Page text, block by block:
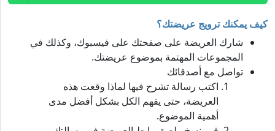
كيف يمكنك ترويج عريضتك؟
شارك العريضة على صفحتك على فيسبوك، وكذلك في
المجموعات المهتمة بموضوع عريضتك.
تواصل مع أصدقائك
اكتب رسالة تشرح فيها لماذا وقعت هذه
العريضة، حتى يفهم الكل بشكل أفضل مدى
أهمية الموضوع.